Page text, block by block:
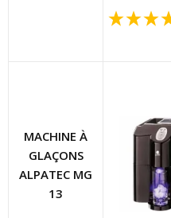
MACHINE À
GLAÇONS
ALPATEC MG
13